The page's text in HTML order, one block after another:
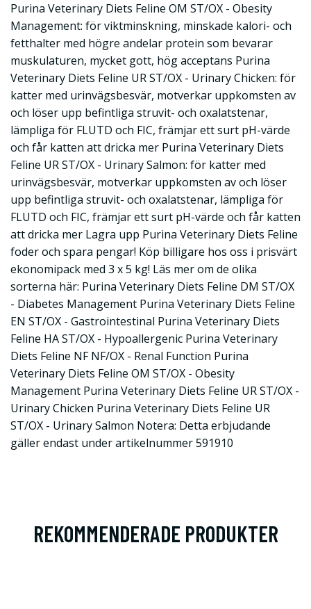
Purina Veterinary Diets Feline OM ST/OX - Obesity
Management: för viktminskning, minskade kalori- och
fetthalter med högre andelar protein som bevarar
muskulaturen, mycket gott, hög acceptans Purina
Veterinary Diets Feline UR ST/OX - Urinary Chicken: för
katter med urinvägsbesvär, motverkar uppkomsten av
och löser upp befintliga struvit- och oxalatstenar,
lämpliga för FLUTD och FIC, främjar ett surt pH-värde
och får katten att dricka mer Purina Veterinary Diets
Feline UR ST/OX - Urinary Salmon: för katter med
urinvägsbesvär, motverkar uppkomsten av och löser
upp befintliga struvit- och oxalatstenar, lämpliga för
FLUTD och FIC, främjar ett surt pH-värde och får katten
att dricka mer Lagra upp Purina Veterinary Diets Feline
foder och spara pengar! Köp billigare hos oss i prisvärt
ekonomipack med 3 x 5 kg! Läs mer om de olika
sorterna här: Purina Veterinary Diets Feline DM ST/OX
- Diabetes Management Purina Veterinary Diets Feline
EN ST/OX - Gastrointestinal Purina Veterinary Diets
Feline HA ST/OX - Hypoallergenic Purina Veterinary
Diets Feline NF NF/OX - Renal Function Purina
Veterinary Diets Feline OM ST/OX - Obesity
Management Purina Veterinary Diets Feline UR ST/OX -
Urinary Chicken Purina Veterinary Diets Feline UR
ST/OX - Urinary Salmon Notera: Detta erbjudande
gäller endast under artikelnummer 591910
REKOMMENDERADE PRODUKTER